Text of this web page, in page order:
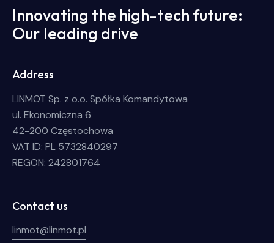
Innovating the high-tech future:
Our leading drive
Address
LINMOT Sp. z o.o. Spółka Komandytowa
ul. Ekonomiczna 6
42-200 Częstochowa
VAT ID: PL 5732840297
REGON: 242801764
Contact us
linmot@linmot.pl